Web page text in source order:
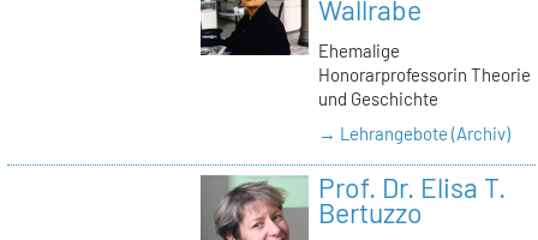
Wallrabe
Ehemalige
Honorarprofessorin Theorie
und Geschichte
→ Lehrangebote (Archiv)
Prof. Dr. Elisa T.
Bertuzzo